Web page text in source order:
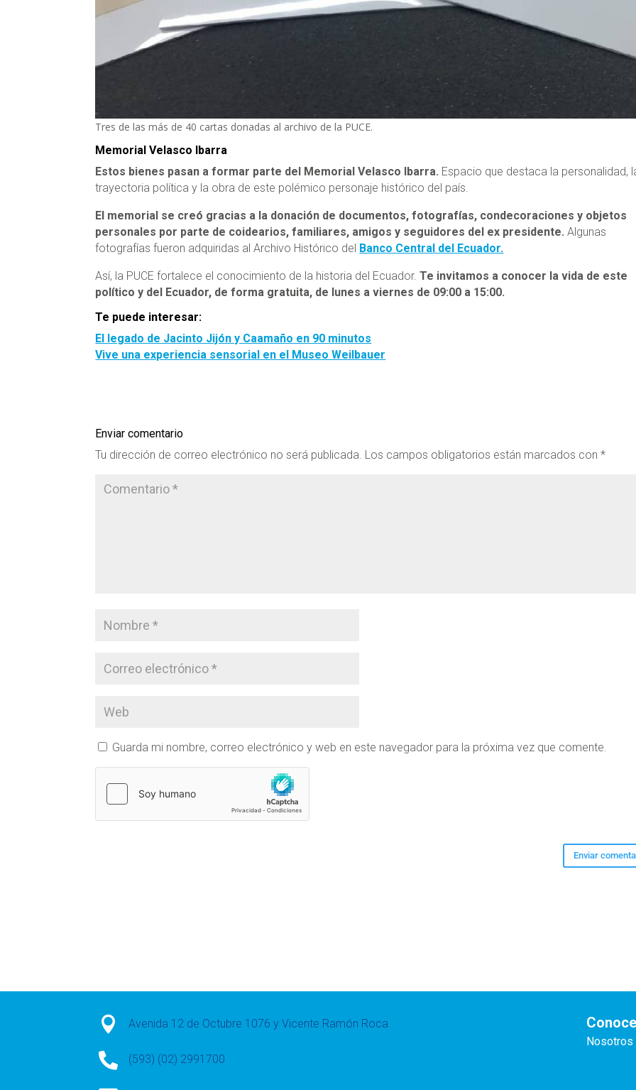
Tres de las más de 40 cartas donadas al archivo de la PUCE.
Memorial Velasco Ibarra
Estos bienes pasan a formar parte del Memorial Velasco Ibarra. Espacio que destaca la personalidad,
trayectoria política y la obra de este polémico personaje histórico del país.
El memorial se creó gracias a la donación de documentos, fotografías, condecoraciones y objetos
personales por parte de coidearios, familiares, amigos y seguidores del ex presidente. Algunas
fotografías fueron adquiridas al Archivo Histórico del Banco Central del Ecuador.
Así, la PUCE fortalece el conocimiento de la historia del Ecuador.Te invitamos a conocer la vida de este
político y del Ecuador, de forma gratuita, de lunes a viernes de 09:00 a 15:00.
Te puede interesar:
El legado de Jacinto Jijón y Caamaño en 90 minutos
Vive una experiencia sensorial en el Museo Weilbauer
Enviar comentario
Tu dirección de correo electrónico no será publicada. Los campos obligatorios están marcados con*
Guarda mi nombre, correo electrónico y web en este navegador para la próxima vez que comente.
 Avenida 12 de Octubre 1076 y Vicente Ramón Roca
 (593) (02) 2991700
Nosotros